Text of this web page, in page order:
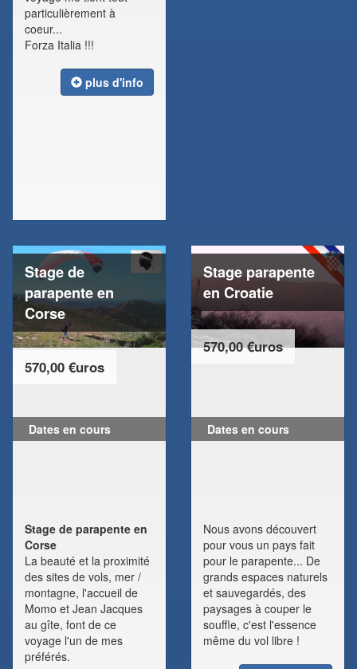
particulièrement à
coeur...
Forza Italia !!!
plus d'info
Stage de
parapente en
Corse
570,00 €uros
Dates en cours
Stage de parapente en
Corse
La beauté et la proximité
des sites de vols, mer /
montagne, l'accueil de
Momo et Jean Jacques
au gîte, font de ce
voyage l'un de mes
préférés.
Stage parapente
en Croatie
570,00 €uros
Dates en cours
Nous avons découvert
pour vous un pays fait
pour le parapente... De
grands espaces naturels
et sauvegardés, des
paysages à couper le
souffle, c'est l'essence
même du vol libre !